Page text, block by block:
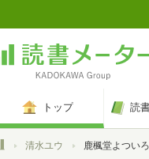
トップ 読
トップ清水ユウ 鹿楓堂よついろ